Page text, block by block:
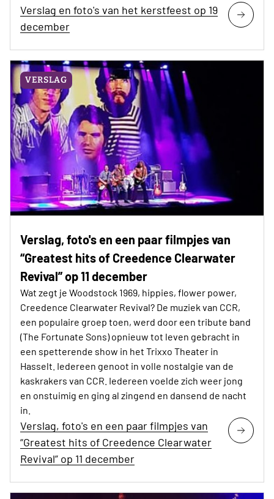
Verslag en foto's van het kerstfeest op 19
december
VERSLAG
Verslag, foto's en een paar filmpjes van
“Greatest hits of Creedence Clearwater
Revival” op 11 december
Wat zegt je Woodstock 1969, hippies, flower power,
Creedence Clearwater Revival? De muziek van CCR,
een populaire groep toen, werd door een tribute band
(The Fortunate Sons) opnieuw tot leven gebracht in
een spetterende show in het Trixxo Theater in
Hasselt. Iedereen genoot in volle nostalgie van de
kaskrakers van CCR. Iedereen voelde zich weer jong
en onstuimig en ging al zingend en dansend de nacht
in.
Verslag, foto's en een paar filmpjes van
“Greatest hits of Creedence Clearwater
Revival” op 11 december